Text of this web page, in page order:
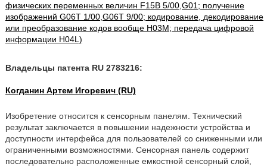
физических переменных величин F15B 5/00,G01; получение
изображений G06T 1/00,G06T 9/00; кодирование, декодирование
или преобразование кодов вообще H03M; передача цифровой
информации H04L)
Владельцы патента RU 2783216:
Когданин Артем Игоревич (RU)
Изобретение относится к сенсорным панелям. Технический
результат заключается в повышении надежности устройства и
доступности интерфейса для пользователей со сниженными или
ограниченными возможностями. Сенсорная панель содержит
последовательно расположенные емкостной сенсорный слой,